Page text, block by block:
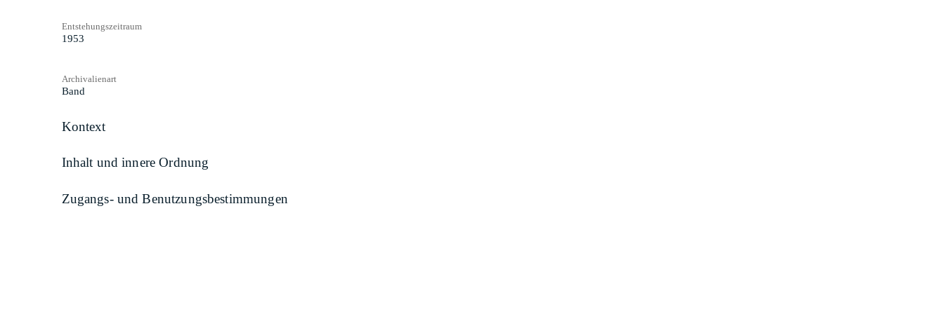
Entstehungszeitraum
1953
Archivalienart
Band
Kontext
Inhalt und innere Ordnung
Zugangs- und Benutzungsbestimmungen